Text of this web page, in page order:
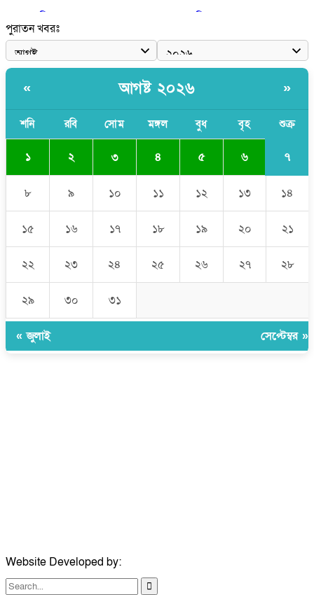
শেখ হাসিনাকে আর রাখতে চাচ্ছে না ভারত: আসিফ মাহমুদ
জুলাই কোনো শ্রেণি বা গোষ্ঠীর নয়, এটি সর্বস্তরের মানুষের: ড. ইউনূস
আলিয়া মাদ্রাসায় ছাত্রদল-শিবির সংঘর্ষ, হাতে পাইপ মাথায় হেলমেট পড়ে
মাঠে যুবদল নেতা নয়ন
পুরাতন খবরঃ
« আগষ্ট ২০২৬ »
শনি রবি সোম মঙ্গল বুধ বৃহ শুক্র
১ ২ ৩ ৪ ৫ ৬ ৭
৮ ৯ ১০ ১১ ১২ ১৩ ১৪
১৫ ১৬ ১৭ ১৮ ১৯ ২০ ২১
২২ ২৩ ২৪ ২৫ ২৬ ২৭ ২৮
২৯ ৩০ ৩১
« জুলাই সেপ্টেম্বর »
Website Developed by: